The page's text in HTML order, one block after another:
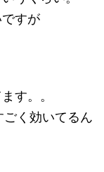
ですが
す。。
く効いてるん